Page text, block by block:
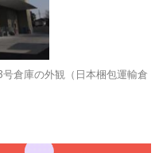
倉庫の外観（日本梱包運輸倉